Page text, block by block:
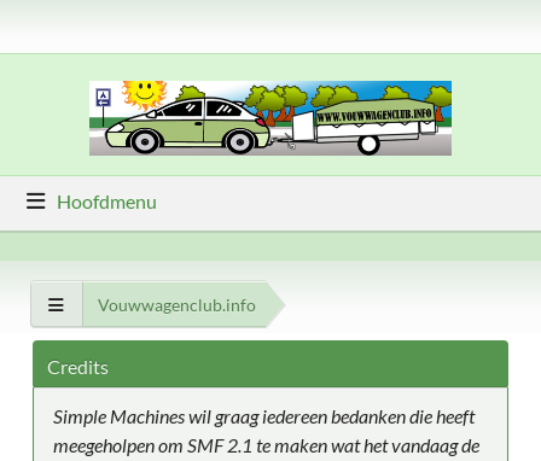
Hoofdmenu
Vouwwagenclub.info
Credits
Simple Machines wil graag iedereen bedanken die heeft
meegeholpen om SMF 2.1 te maken wat het vandaag de